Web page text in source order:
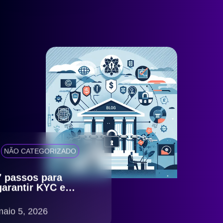
NÃO CATEGORIZADO
passos para
KYC e
compliance
no Brasil
5, 2026